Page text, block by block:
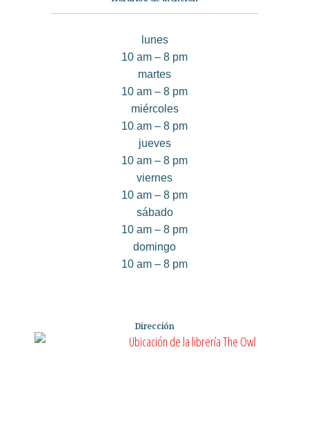
lunes
10 am – 8 pm
martes
10 am – 8 pm
miércoles
10 am – 8 pm
jueves
10 am – 8 pm
viernes
10 am – 8 pm
sábado
10 am – 8 pm
domingo
10 am – 8 pm
Dirección